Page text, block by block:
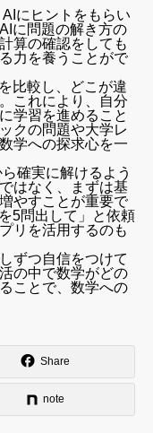
にヒントをもらい
に問題の解き方の
算の確認をしても
力を養うことがで
比較し、どこが違
これにより、自分
学習を進めること
クの問題や大学レ
学への探求心を一
確実に解けるよう
はなく、まずは基
やすことが重要で
5問出して」と依頼
リを活用するのも
ずつ自信をつけて
の中で数学がどの
ことで、数学への
Share
note